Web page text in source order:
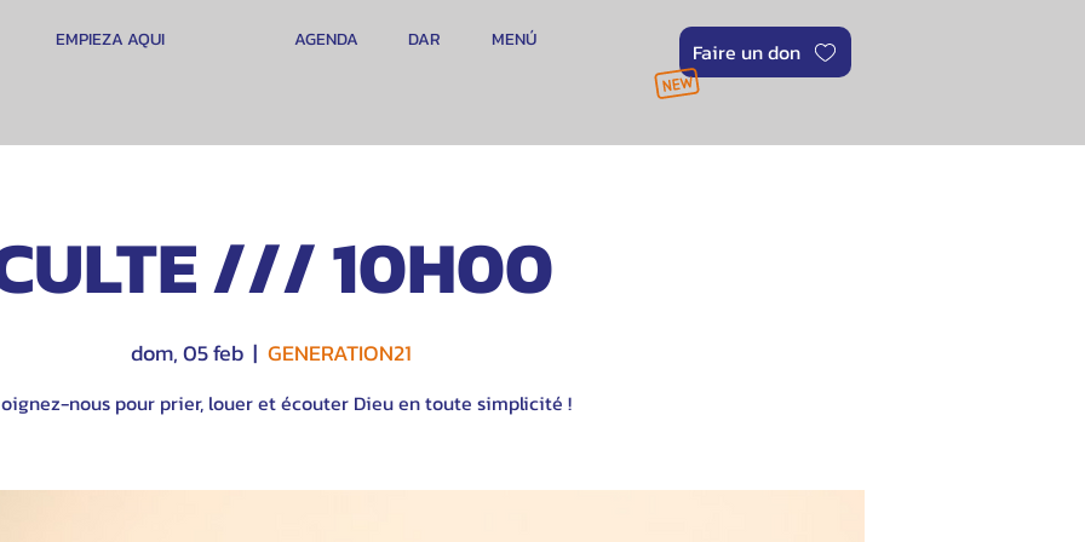
EMPIEZA AQUI DAR MENÚ
AGENDA Faire un don
/// 10H00
dom, 05 feb
  |
GENERATION21
nous pour prier, louer et écouter Dieu en toute simplicité !